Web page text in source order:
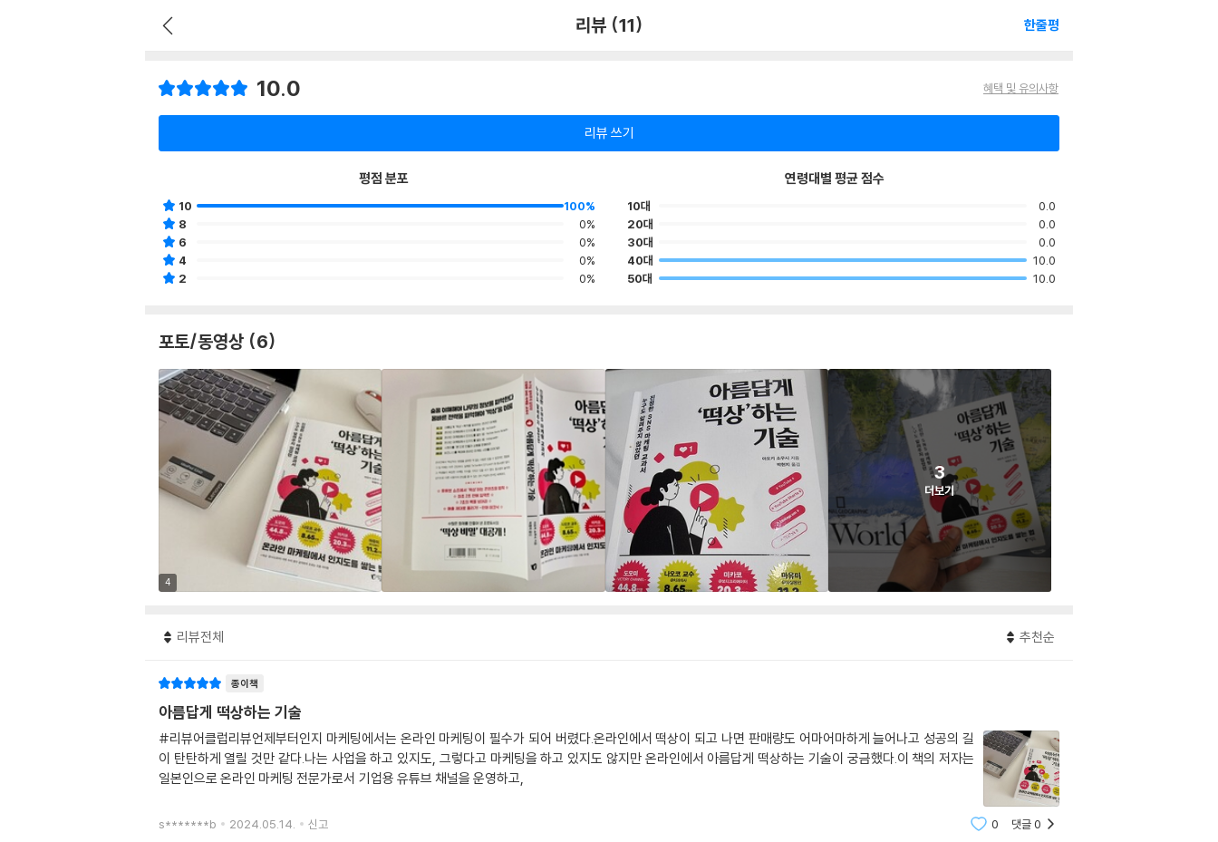
리뷰 (11) 한줄평
10.0 혜택 및 유의사항
리뷰 쓰기
평점 분포
10
100%
8
0%
6
0%
4
0%
2
0%
연령대별 평균 점수
10대
0.0
20대
0.0
30대
0.0
40대
10.0
50대
10.0
포토/동영상 (6)
4
3
더보기
리뷰전체 추천순
종이책
아름답게 떡상하는 기술
#리뷰어클럽리뷰언제부터인지 마케팅에서는 온라인 마케팅이 필수가 되어 버렸다.온라인에서 떡상이 되고 나면 판매량도 어마어마하게 늘어나고 성공의 길
이 탄탄하게 열릴 것만 같다.나는 사업을 하고 있지도, 그렇다고 마케팅을 하고 있지도 않지만 온라인에서 아름답게 떡상하는 기술이 궁금했다.이 책의 저자는
일본인으로 온라인 마케팅 전문가로서 기업용 유튜브 채널을 운영하고,
s*******b 2024.05.14. 신고 0 댓글0